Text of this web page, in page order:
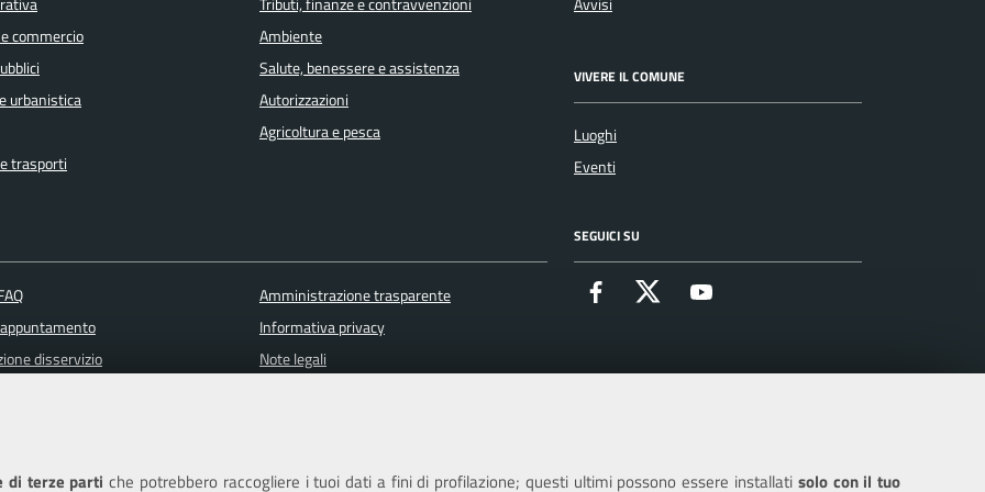
di terze parti che potrebbero raccogliere i tuoi dati a fini di profilazione; questi ultimi possono essere installati solo con il tuo
commercio
urbanistica
trasporti
Ambiente
Salute, benessere e assistenza
Autorizzazioni
Agricoltura e pesca
VIVERE IL COMUNE
Luoghi
Eventi
disservizio
Amministrazione trasparente
Informativa privacy
Note legali
SEGUICI SU
Facebook